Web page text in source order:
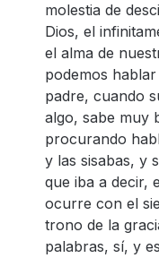
molestia de
Dios, el
el alma de
podemos
padre, cuando
algo, sabe muy
procurando
y las sisabas, y
que iba a decir,
ocurre con el
trono de la
palabras, sí, y